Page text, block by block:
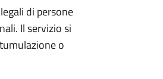
di persone
Il servizio si
o